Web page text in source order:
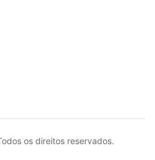
os direitos reservados.